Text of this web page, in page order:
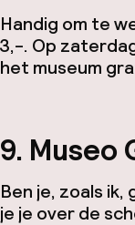
Handig om te
3,-. Op
het museum
9. Museo
Ben je, zoals
je je over de